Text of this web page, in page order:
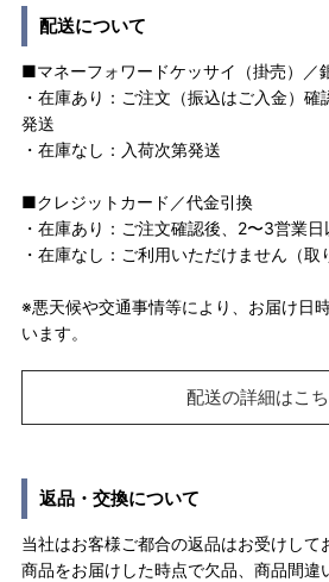
配送について
■マネーフォワードケッサイ（掛売）／
・在庫あり：ご注文（振込はご入金）
発送
・在庫なし：入荷次第発送
■クレジットカード／代金引換
・在庫あり：ご注文確認後、2〜3営業
・在庫なし：ご利用いただけません（取
※悪天候や交通事情等により、お届け日
います。
配送の詳細はこ
返品・交換について
当社はお客様ご都合の返品はお受けして
商品をお届けした時点で欠品、商品間違